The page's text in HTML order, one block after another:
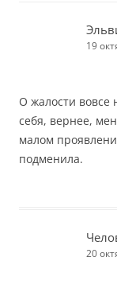
19
О жалости
себя, вернее,
малом
подменила.
20